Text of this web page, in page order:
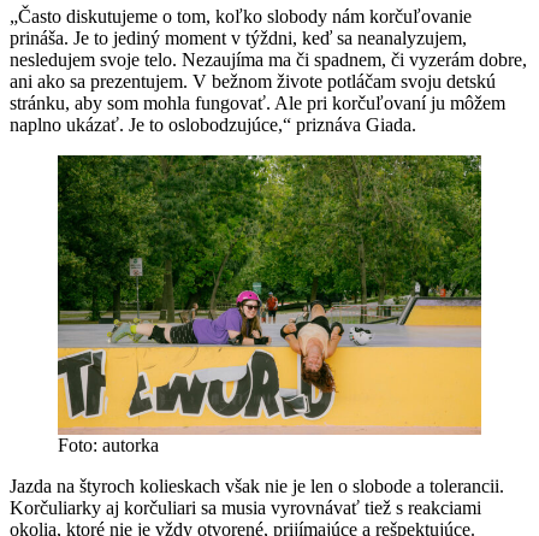
„Často diskutujeme o tom, koľko slobody nám korčuľovanie
prináša. Je to jediný moment v týždni, keď sa neanalyzujem,
nesledujem svoje telo. Nezaujíma ma či spadnem, či vyzerám dobre,
ani ako sa prezentujem. V bežnom živote potláčam svoju detskú
stránku, aby som mohla fungovať. Ale pri korčuľovaní ju môžem
naplno ukázať. Je to oslobodzujúce,“ priznáva Giada.
Foto: autorka
Jazda na štyroch kolieskach však nie je len o slobode a tolerancii.
Korčuliarky aj korčuliari sa musia vyrovnávať tiež s reakciami
okolia, ktoré nie je vždy otvorené, prijímajúce a rešpektujúce.